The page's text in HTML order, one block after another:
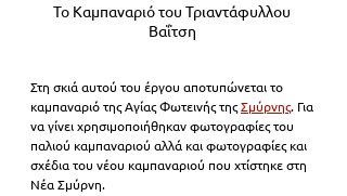
Το Καμπαναριό του Τριαντάφυλλου
Βαΐτση
Στη σκιά αυτού του έργου αποτυπώνεται το
καμπαναριό της Αγίας Φωτεινής της Σμύρνης. Για
να γίνει χρησιμοποιήθηκαν φωτογραφίες του
παλιού καμπαναριού αλλά και φωτογραφίες και
σχέδια του νέου καμπαναριού που χτίστηκε στη
Νέα Σμύρνη.